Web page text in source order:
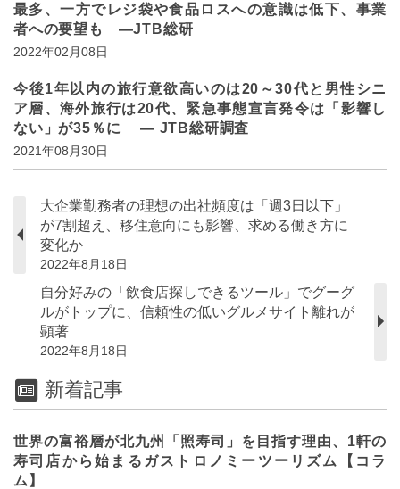
最多、一方でレジ袋や食品ロスへの意識は低下、事業
者への要望も —JTB総研
2022年02月08日
今後1年以内の旅行意欲高いのは20～30代と男性シニ
ア層、海外旅行は20代、緊急事態宣言発令は「影響し
ない」が35％に — JTB総研調査
2021年08月30日
大企業勤務者の理想の出社頻度は「週3日以下」
が7割超え、移住意向にも影響、求める働き方に
変化か
2022年8月18日
自分好みの「飲食店探しできるツール」でグーグ
ルがトップに、信頼性の低いグルメサイト離れが
顕著
2022年8月18日
新着記事
世界の富裕層が北九州「照寿司」を目指す理由、1軒の
寿司店から始まるガストロノミーツーリズム【コラ
ム】